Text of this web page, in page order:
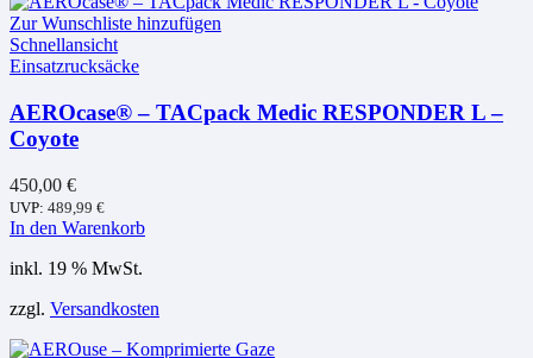
Zur Wunschliste hinzufügen
Schnellansicht
Einsatzrucksäcke
AEROcase® – TACpack Medic RESPONDER L –
Coyote
450,00 €
UVP: 489,99 €
In den Warenkorb
inkl. 19 % MwSt.
zzgl. Versandkosten